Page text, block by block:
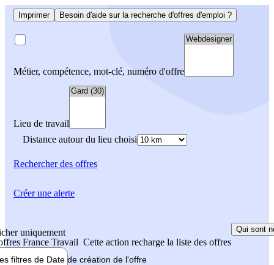
Imprimer Besoin d'aide sur la recherche d'offres d'emploi ?
Métier, compétence, mot-clé, numéro d'offre
Lieu de travail
Distance autour du lieu choisi
Rechercherdes offres
uniquement
France Travail Cette action recharge la liste des offres
Qui sont
filtres de Date de création de l'offre
Créer une alerte